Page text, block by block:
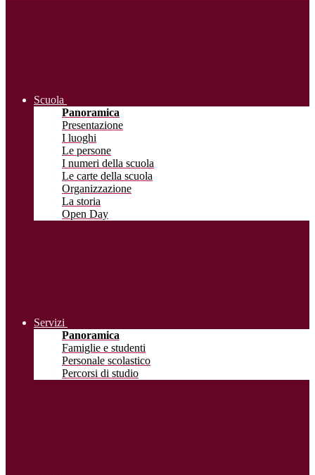
Scuola
Panoramica
Presentazione
I luoghi
Le persone
I numeri della scuola
Le carte della scuola
Organizzazione
La storia
Open Day
Servizi
Panoramica
Famiglie e studenti
Personale scolastico
Percorsi di studio